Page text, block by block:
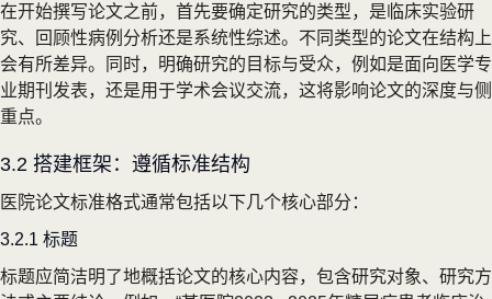
在开始撰写论文之前，首先要确定研究的类型，是临床实验研
究、回顾性病例分析还是系统性综述。不同类型的论文在结构上
会有所差异。同时，明确研究的目标与受众，例如是面向医学专
业期刊发表，还是用于学术会议交流，这将影响论文的深度与侧
重点。
3.2 搭建框架：遵循标准结构
医院论文标准格式通常包括以下几个核心部分：
3.2.1 标题
标题应简洁明了地概括论文的核心内容，包含研究对象、研究方